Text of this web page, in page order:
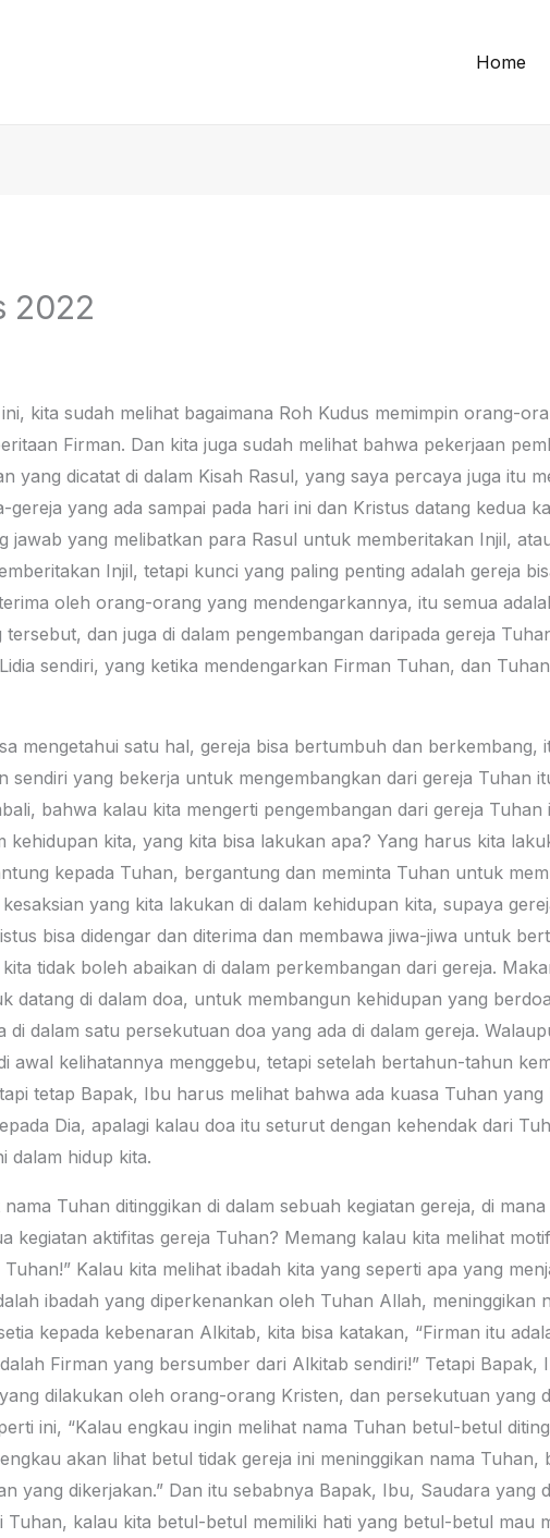
Home
2022
kita sudah melihat bagaimana Roh Kudus memimpin orang-
Firman. Dan kita juga sudah melihat bahwa pekerjaan
yang dicatat di dalam Kisah Rasul, yang saya percaya juga itu
yang ada sampai pada hari ini dan Kristus datang kedua
jawab yang melibatkan para Rasul untuk memberitakan Injil,
Injil, tetapi kunci yang paling penting adalah gereja
oleh orang-orang yang mendengarkannya, itu semua
dan juga di dalam pengembangan daripada gereja
sendiri, yang ketika mendengarkan Firman Tuhan, dan
mengetahui satu hal, gereja bisa bertumbuh dan berkembang,
sendiri yang bekerja untuk mengembangkan dari gereja Tuhan
bahwa kalau kita mengerti pengembangan dari gereja Tuhan
kita, yang kita bisa lakukan apa? Yang harus kita
kepada Tuhan, bergantung dan meminta Tuhan untuk
yang kita lakukan di dalam kehidupan kita, supaya
bisa didengar dan diterima dan membawa jiwa-jiwa untuk
tidak boleh abaikan di dalam perkembangan dari gereja.
datang di dalam doa, untuk membangun kehidupan yang
dalam satu persekutuan doa yang ada di dalam gereja.
awal kelihatannya menggebu, tetapi setelah bertahun-tahun
tetap Bapak, Ibu harus melihat bahwa ada kuasa Tuhan yang
Dia, apalagi kalau doa itu seturut dengan kehendak dari
dalam hidup kita.
Tuhan ditinggikan di dalam sebuah kegiatan gereja, di mana
kegiatan aktifitas gereja Tuhan? Memang kalau kita melihat
Kalau kita melihat ibadah kita yang seperti apa yang
ibadah yang diperkenankan oleh Tuhan Allah, meninggikan
kepada kebenaran Alkitab, kita bisa katakan, “Firman itu
Firman yang bersumber dari Alkitab sendiri!” Tetapi Bapak,
dilakukan oleh orang-orang Kristen, dan persekutuan yang
ini, “Kalau engkau ingin melihat nama Tuhan betul-betul
akan lihat betul tidak gereja ini meninggikan nama Tuhan,
yang dikerjakan.” Dan itu sebabnya Bapak, Ibu, Saudara yang
kalau kita betul-betul memiliki hati yang betul-betul mau